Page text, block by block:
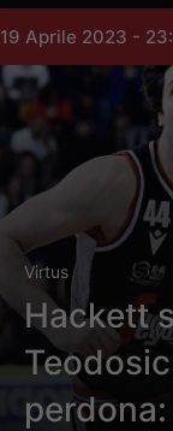
19 Aprile 2023 -
Virtus
Hackett